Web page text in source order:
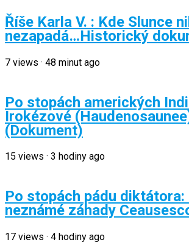
Říše Karla V. : Kde Slunce
nezapadá…Historický
7 views · 48 minut ago
Po stopách amerických
Irokézové
(Dokument)
15 views · 3 hodiny ago
Po stopách pádu diktátora:
neznámé záhady
17 views · 4 hodiny ago